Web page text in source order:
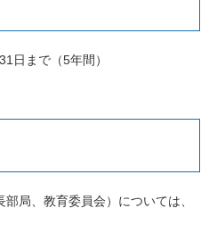
日まで（5年間）
局、教育委員会）については、